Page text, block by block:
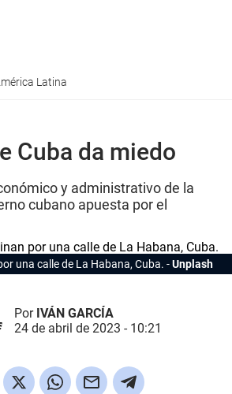
Latina
Cuba da miedo
y administrativo de la
cubano apuesta por el
una calle de La Habana, Cuba. Unplash
Por IVÁN GARCÍA
24 de abril de 2023 - 10:21